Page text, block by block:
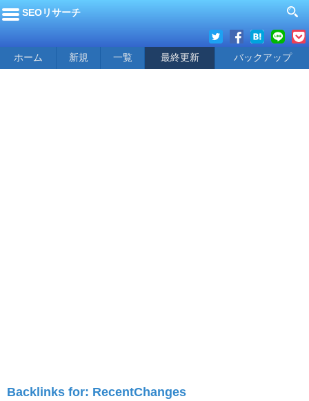
SEOリサーチ
ホーム 新規 一覧 最終更新 バックアップ
Backlinks for: RecentChanges